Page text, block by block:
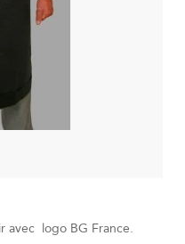
avec logo BG France.